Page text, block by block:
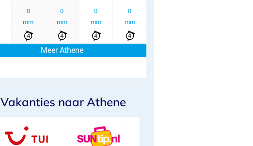
Vakanties naar Athene